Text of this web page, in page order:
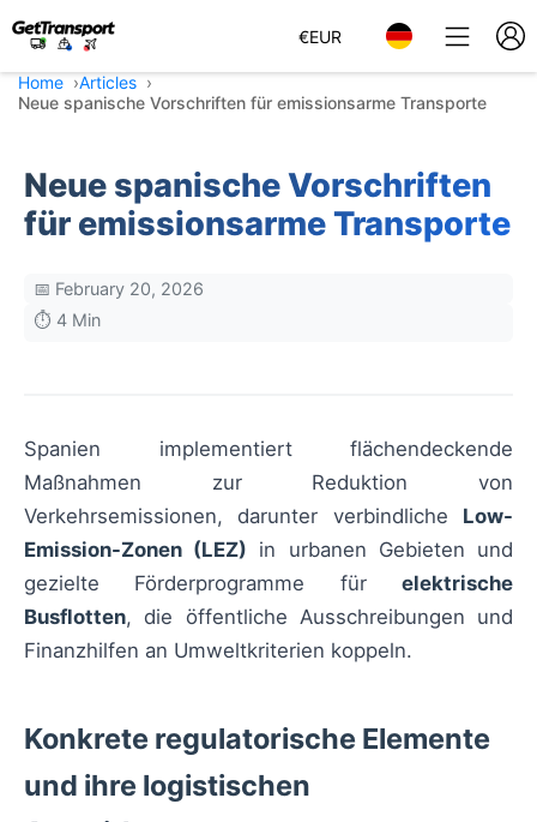
€EUR
Home
Articles
Neue spanische Vorschriften für emissionsarme Transporte
Neue spanische Vorschriften
für emissionsarme Transporte
📅 February 20, 2026
⏱️ 4 Min
Spanien implementiert flächendeckende
Maßnahmen zur Reduktion von
Verkehrsemissionen, darunter verbindliche Low-
Emission-Zonen (LEZ) in urbanen Gebieten und
gezielte Förderprogramme für elektrische
Busflotten, die öffentliche Ausschreibungen und
Finanzhilfen an Umweltkriterien koppeln.
Konkrete regulatorische Elemente
und ihre logistischen